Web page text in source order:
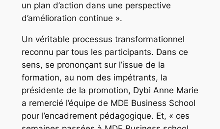
un plan d’action dans une perspective
d’amélioration continue ».
Un véritable processus transformationnel
reconnu par tous les participants. Dans ce
sens, se prononçant sur l’issue de la
formation, au nom des impétrants, la
présidente de la promotion, Dybi Anne Marie
a remercié l’équipe de MDE Business School
pour l’encadrement pédagogique. Et, « ces